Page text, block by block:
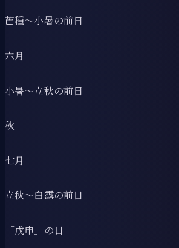
芒種〜小暑の前日
六月
小暑〜立秋の前日
秋
七月
立秋〜白露の前日
「戊申」の日